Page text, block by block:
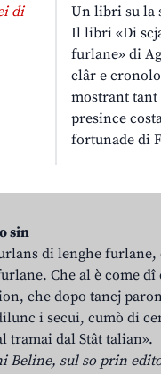
di
Un libri su la
Il libri «Di
furlane» di
clâr e
mostrant
presince
fortunade di
sin
di lenghe
Che al è come
che dopo tancj
i secui, cumò di
tramai dal Stât talian».
Beline, sul so prin